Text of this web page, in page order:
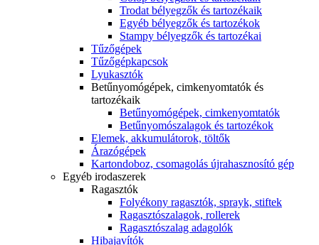
Trodat bélyegzők és tartozékaik
Egyéb bélyegzők és tartozékok
Stampy bélyegzők és tartozékai
Tűzőgépek
Tűzőgépkapcsok
Lyukasztók
Betűnyomógépek, cimkenyomtatók és
tartozékaik
Betűnyomógépek, cimkenyomtatók
Betűnyomószalagok és tartozékok
Elemek, akkumulátorok, töltők
Árazógépek
Kartondoboz, csomagolás újrahasznosító gép
Egyéb irodaszerek
Ragasztók
Folyékony ragasztók, sprayk, stiftek
Ragasztószalagok, rollerek
Ragasztószalag adagolók
Hibajavítók